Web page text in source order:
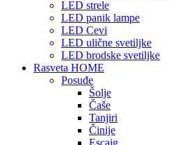
LED strele
LED panik lampe
LED Cevi
LED ulične svetiljke
LED brodske svetiljke
Rasveta HOME
Posuđe
Šolje
Čaše
Tanjiri
Činije
Escajg